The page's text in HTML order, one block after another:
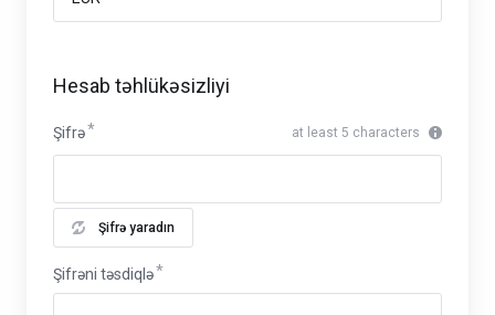
Hesab təhlükəsizliyi
Şifrə at least 5 characters
Şifrə yaradın
Şifrəni təsdiqlə